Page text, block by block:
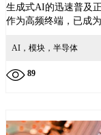
生成式AI的迅速普及
作为高频终端，已成
AI，模块，半导体
89